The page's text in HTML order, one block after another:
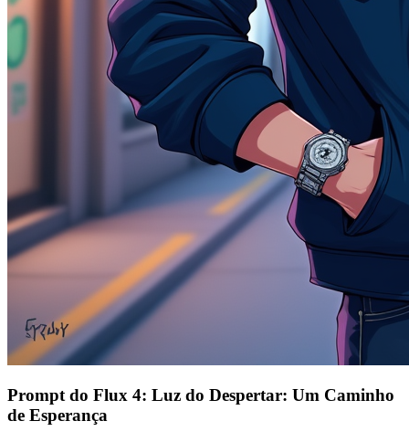
Prompt do Flux 4: Luz do Despertar: Um Caminho
de Esperança